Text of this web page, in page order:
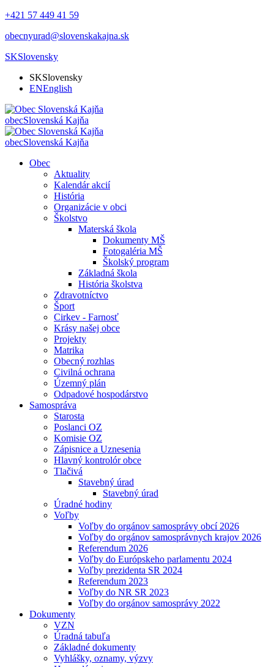
+421 57 449 41 59
obecnyurad@slovenskakajna.sk
SKSlovensky
SKSlovensky
ENEnglish
obecSlovenská Kajňa
obecSlovenská Kajňa
Obec
Aktuality
Kalendár akcií
História
Organizácie v obci
Školstvo
Materská škola
Dokumenty MŠ
Fotogaléria MŠ
Školský program
Základná škola
História školstva
Zdravotníctvo
Šport
Cirkev - Farnosť
Krásy našej obce
Projekty
Matrika
Obecný rozhlas
Civilná ochrana
Územný plán
Odpadové hospodárstvo
Samospráva
Starosta
Poslanci OZ
Komisie OZ
Zápisnice a Uznesenia
Hlavný kontrolór obce
Tlačivá
Stavebný úrad
Stavebný úrad
Úradné hodiny
Voľby
Voľby do orgánov samosprávy obcí 2026
Voľby do orgánov samosprávnych krajov 2026
Referendum 2026
Voľby do Európskeho parlamentu 2024
Voľby prezidenta SR 2024
Referendum 2023
Voľby do NR SR 2023
Voľby do orgánov samosprávy 2022
Dokumenty
VZN
Úradná tabuľa
Základné dokumenty
Vyhlášky, oznamy, výzvy